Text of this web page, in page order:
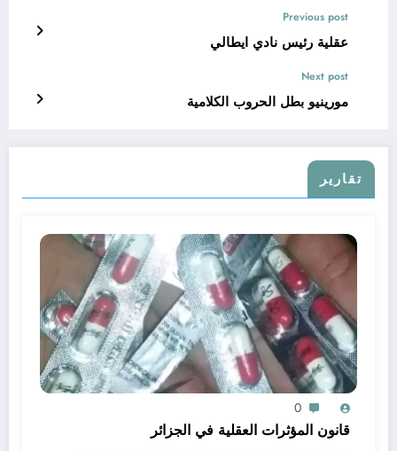
Previous post
عقلية رئيس نادي ايطالي
Next post
مورينيو بطل الحروب الكلامية
تقارير
0
قانون المؤثرات العقلية في الجزائر